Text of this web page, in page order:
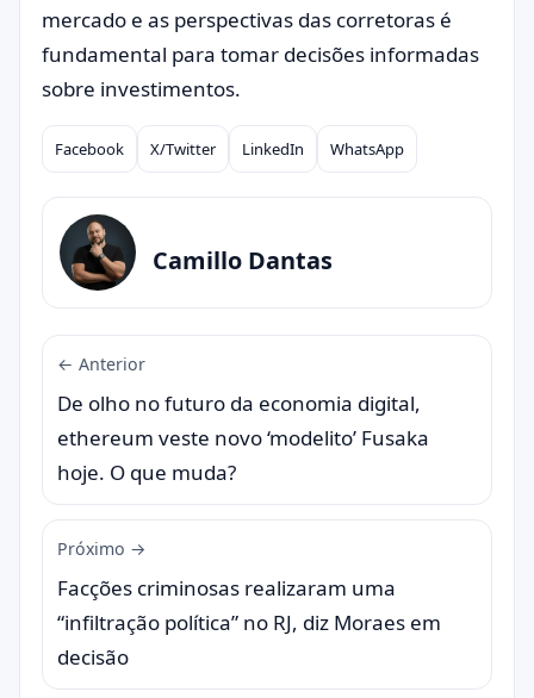
mercado e as perspectivas das corretoras é
fundamental para tomar decisões informadas
sobre investimentos.
Compartilhar
Facebook X/Twitter LinkedIn WhatsApp
Camillo Dantas
← Anterior
De olho no futuro da economia digital,
ethereum veste novo ‘modelito’ Fusaka
hoje. O que muda?
Próximo →
Facções criminosas realizaram uma
“infiltração política” no RJ, diz Moraes em
decisão